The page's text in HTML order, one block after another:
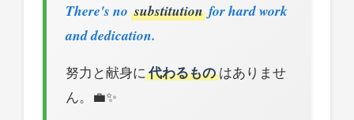
There's no substitution for hard work
and dedication.
努力と献身に 代わるものはありませ
ん。💼✨